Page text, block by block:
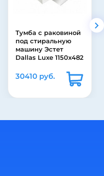
Тумба с раковиной
под стиральную
машину Эстет
Dallas Luxe 1150х482
30410 руб.